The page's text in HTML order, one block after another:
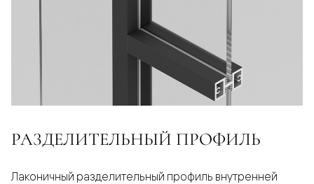
РАЗДЕЛИТЕЛЬНЫЙ ПРОФИЛЬ
Лаконичный разделительный профиль внутренней